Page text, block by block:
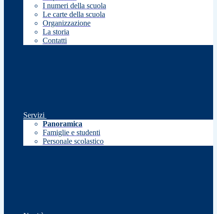
I numeri della scuola
Le carte della scuola
Organizzazione
La storia
Contatti
Servizi
Panoramica
Famiglie e studenti
Personale scolastico